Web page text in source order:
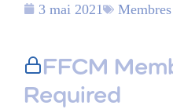
3 mai 2021
FFCM
Required